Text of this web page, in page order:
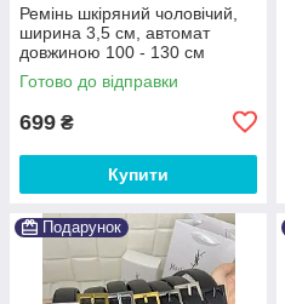
Ремінь шкіряний чоловічий,
ширина 3,5 см, автомат
довжиною 100 - 130 см
Готово до відправки
699 ₴
Купити
Подарунок